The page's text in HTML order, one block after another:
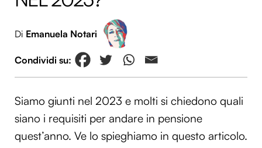
Di Emanuela Notari
Siamo giunti nel 2023 e molti si chiedono quali
siano i requisiti per andare in pensione
quest’anno. Ve lo spieghiamo in questo articolo.